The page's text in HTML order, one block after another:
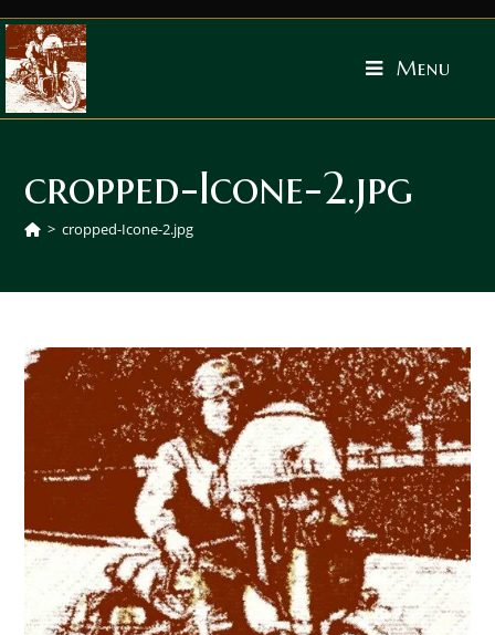
Menu
cropped-Icone-2.jpg
> cropped-Icone-2.jpg